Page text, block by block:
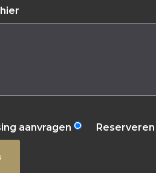
aanvragen Reserveren